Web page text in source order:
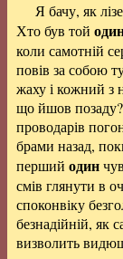
Я бачу, як
Хто був той
коли самотній
повів за собою
жаху і кожний з
що йшов
проводарів
брами назад,
перший один
смів глянути в
споконвіку
безнадійній, як
визволить